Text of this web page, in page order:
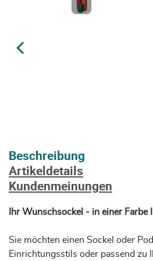
Beschreibung
Artikeldetails
Kundenmeinungen
Ihr Wunschsockel - in einer Farbe
Sie möchten einen Sockel oder
Einrichtungsstils oder passend zu